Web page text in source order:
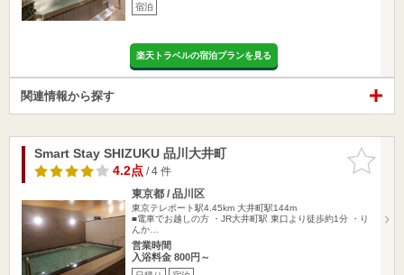
宿泊
楽天トラベルの宿泊プランを見る
関連情報から探す
お気に入
りに追加
Smart Stay SHIZUKU 品川大井町
4.2点/ 4 件
東京都 / 品川区
東京テレポート駅4.45km 大井町駅144m
■電車でお越しの方 ・JR大井町駅 東口より徒歩約1分 ・り
んか…
営業時間
入浴料金 800円～